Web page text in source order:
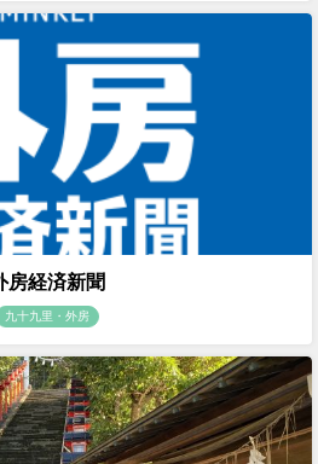
房経済新聞
九十九里・外房